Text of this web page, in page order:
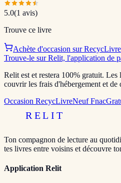
5.0(1 avis)
Trouve ce livre
Achète d'occasion sur RecycLivre
Trouve-le sur Relit, l'application de
Relit est et restera 100% gratuit.
couvrir les frais d'hébergement et de
Occasion RecycLivreNeuf Fnac
RELIT
Ton compagnon de lecture au
tes livres entre voisins et découvre
Application Relit